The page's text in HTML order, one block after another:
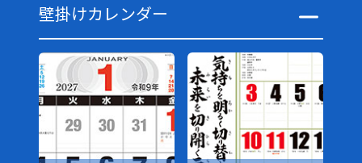
壁掛けカレンダー